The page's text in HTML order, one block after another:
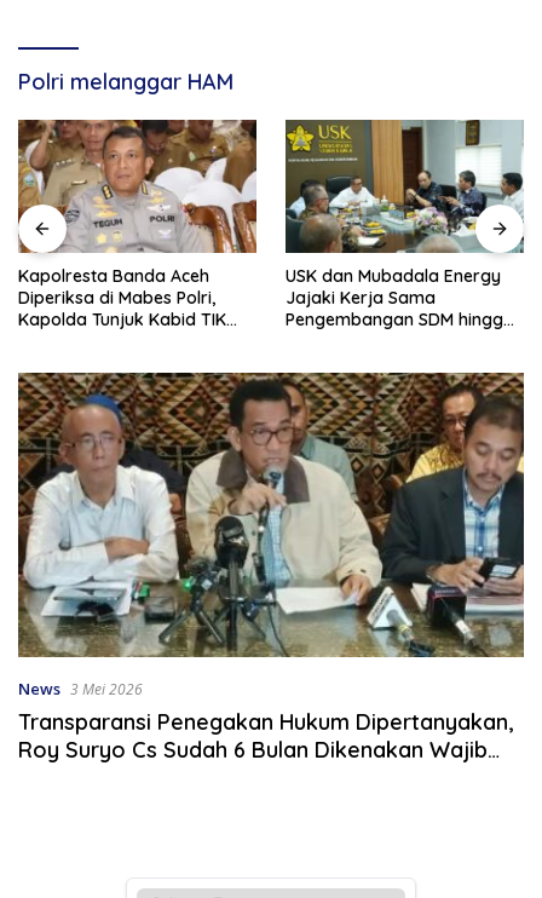
Polri melanggar HAM
Kapolresta Banda Aceh
Diperiksa di Mabes Polri,
Kapolda Tunjuk Kabid TIK
USK dan Mubadala Energy
Jajaki Kerja Sama
Pengembangan SDM hingga
News 3 Mei 2026
Transparansi Penegakan Hukum Dipertanyakan,
Roy Suryo Cs Sudah 6 Bulan Dikenakan Wajib